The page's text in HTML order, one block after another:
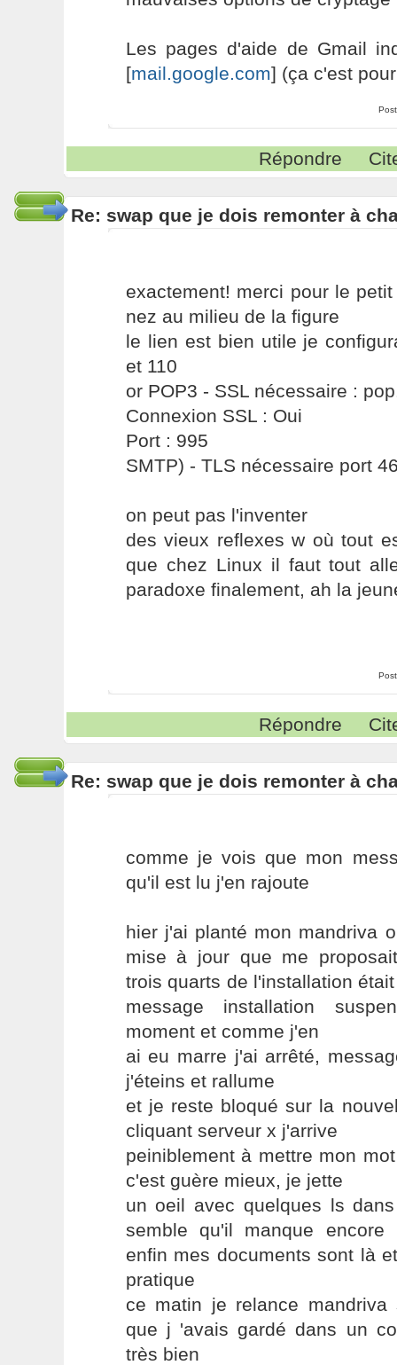
Les pages d'aide de Gmail
[mail.google.com] (ça c'est
Répondre
Re: swap que je dois remonter à
exactement! merci pour le
nez au milieu de la figure
le lien est bien utile je
et 110
or POP3 - SSL nécessaire :
Connexion SSL : Oui
Port : 995
SMTP) - TLS nécessaire port
on peut pas l'inventer
des vieux reflexes w où tout
que chez Linux il faut tout
paradoxe finalement, ah la
Répondre
Re: swap que je dois remonter à
comme je vois que mon
qu'il est lu j'en rajoute
hier j'ai planté mon mandriva
mise à jour que me
trois quarts de l'installation
message installation
moment et comme j'en
ai eu marre j'ai arrêté,
j'éteins et rallume
et je reste bloqué sur la
cliquant serveur x j'arrive
peiniblement à mettre mon
c'est guère mieux, je jette
un oeil avec quelques ls
semble qu'il manque
enfin mes documents sont là
pratique
ce matin je relance
que j 'avais gardé dans un
très bien